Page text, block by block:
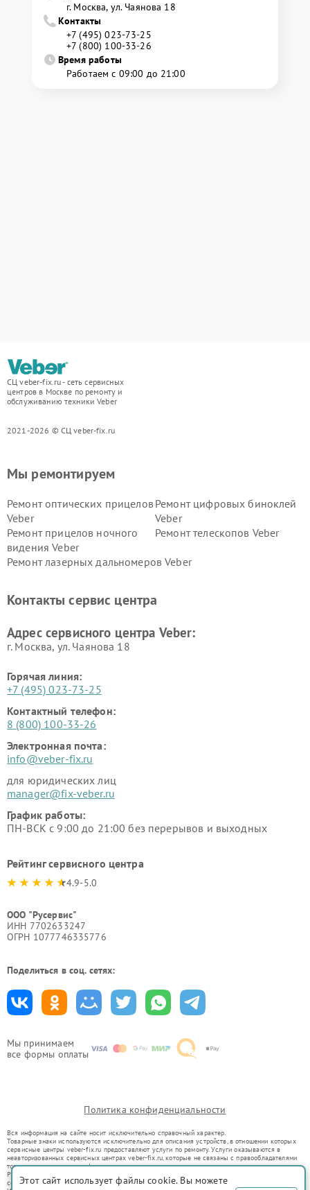
г. Москва, ул. Чаянова 18
Контакты
+7 (495) 023-73-25
+7 (800) 100-33-26
Время работы
Работаем с 09:00 до 21:00
СЦ veber-fix.ru - сеть сервисных
центров в Москве по ремонту и
обслуживанию техники Veber
2021-2026 © СЦ veber-fix.ru
Мы принимаем
все формы оплаты
Мы ремонтируем
Ремонт оптических прицелов
Veber
Ремонт цифровых биноклей
Veber
Ремонт прицелов ночного
видения Veber
Ремонт телескопов Veber
Ремонт лазерных дальномеров Veber
Контакты сервис центра
Адрес сервисного центра Veber:
г. Москва, ул. Чаянова 18
Горячая линия:
+7 (495) 023-73-25
Контактный телефон:
8 (800) 100-33-26
Электронная почта:
info@veber-fix.ru
для юридических лиц
manager@fix-veber.ru
График работы:
ПН-ВСК с 9:00 до 21:00 без перерывов и выходных
Рейтинг сервисного центра
4.9-5.0
ООО "Русервис"
ИНН 7702633247
ОГРН 1077746335776
Поделиться в соц. сетях:
Политика конфиденциальности
Вся информация на сайте носит исключительно справочный характер.
Товарные знаки используются исключительно для описания устройств, в отношении которых
сервисные центры veber-fix.ru предоставляют услуги по ремонту. Услуги оказываются в
неавторизованных сервисных центрах veber-fix.ru, которые не связаны с правообладателями
товарных знаков или их официальными представителями.
Ремонт осуществляется для устройств, уже введенных в гражданский оборот в соответствии
со статьей 1487 ГК РФ.
Этот сайт использует файлы cookie. Вы можете